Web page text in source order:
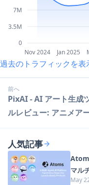
Nov 2024 Jan 2025
0
3.5M
7M
過去のトラフィックを表
前へ
PixAI - AI アート生成
ルレビュー: アニメア
人気記事
マル
May